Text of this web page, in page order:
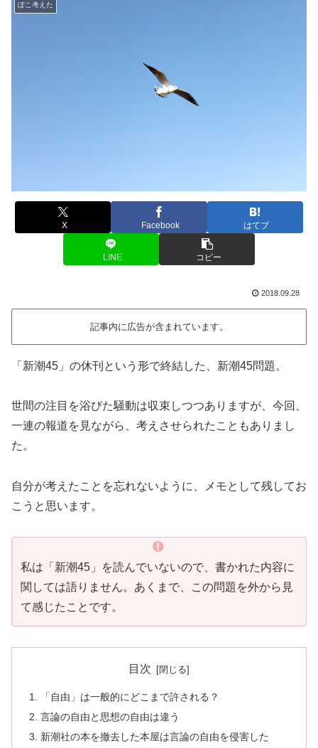
ぽこ考えた
X Facebook はてブ
LINE コピー
2018.09.28
記事内に広告が含まれています。
「新潮45」の休刊という形で終結した、新潮45問題。
世間の注目を浴びた騒動は収束しつつありますが、今回、
一連の報道を見ながら、考えさせられたこともありまし
た。
自分が考えたことを忘れないように、メモとして残してお
こうと思います。
私は「新潮45」を読んでいないので、書かれた内容に
関しては語りません。あくまで、この問題を外から見
て感じたことです。
目次
「自由」は一般的にどこまで許される？
言論の自由と思想の自由は違う
新潮社の本を撤去した本屋は言論の自由を侵害した